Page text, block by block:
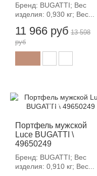
Бренд: BUGATTI; Вес
изделия: 0,930 кг; Вес...
11 966 руб 13 598
руб
Портфель мужской
Luce BUGATTI \
49650249
Бренд: BUGATTI; Вес
изделия: 0,910 кг; Вес...
-12%